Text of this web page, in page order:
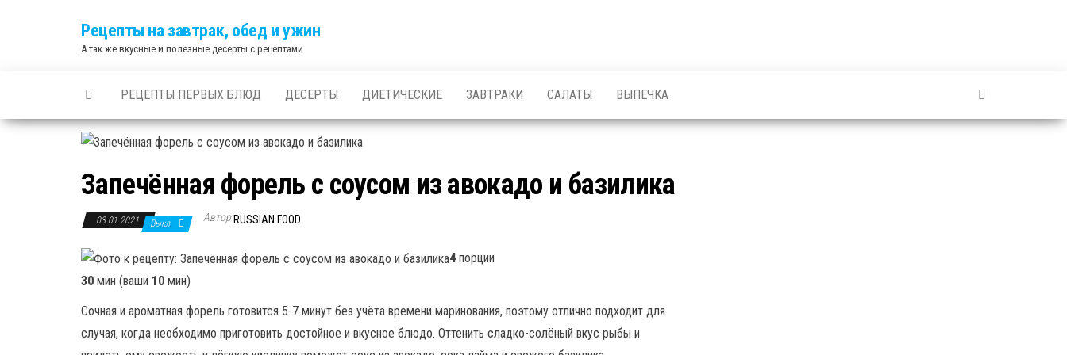
Рецепты на завтрак, обед и ужин
А так же вкусные и полезные десерты с рецептами
РЕЦЕПТЫ ПЕРВЫХ БЛЮД ДЕСЕРТЫ ДИЕТИЧЕСКИЕ ЗАВТРАКИ САЛАТЫ ВЫПЕЧКА
Запечённая форель с соусом из авокадо и базилика
03.01.2021 Выкл. Автор RUSSIAN FOOD
4порции
30 мин (ваши 10 мин)
Сочная и ароматная форель готовится 5-7 минут без учёта времени маринования, поэтому отлично подходит для
случая, когда необходимо приготовить достойное и вкусное блюдо. Оттенить сладко-солёный вкус рыбы и